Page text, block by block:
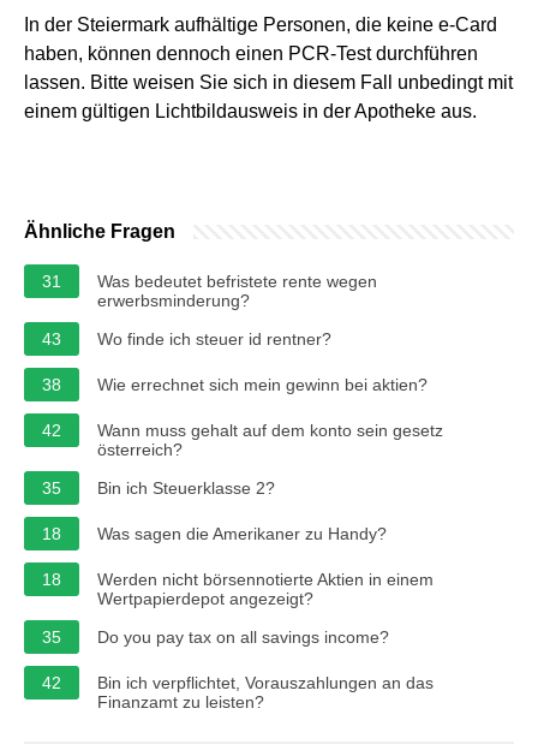
In der Steiermark aufhältige Personen, die keine e-Card
haben, können dennoch einen PCR-Test durchführen
lassen. Bitte weisen Sie sich in diesem Fall unbedingt mit
einem gültigen Lichtbildausweis in der Apotheke aus.
Ähnliche Fragen
31
Was bedeutet befristete rente wegen
erwerbsminderung?
43
Wo finde ich steuer id rentner?
38 Wie errechnet sich mein gewinn bei aktien?
42
Wann muss gehalt auf dem konto sein gesetz
österreich?
35
Bin ich Steuerklasse 2?
18 Was sagen die Amerikaner zu Handy?
18
Werden nicht börsennotierte Aktien in einem
Wertpapierdepot angezeigt?
35
Do you pay tax on all savings income?
42
Bin ich verpflichtet, Vorauszahlungen an das
Finanzamt zu leisten?